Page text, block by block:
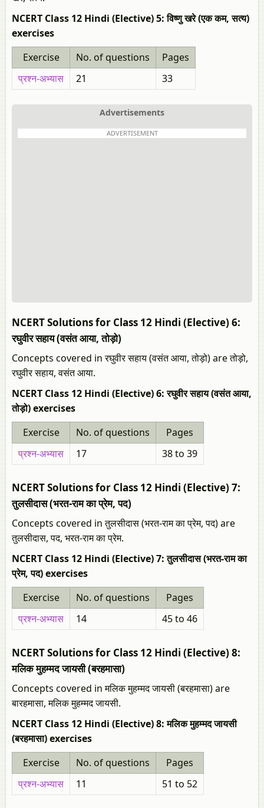
NCERT Class 12 Hindi (Elective) 5: विष्णु खरे (एक कम, सत्य)
exercises
Exercise
No. of questions
Pages
प्रश्न-अभ्यास
21 33
Advertisements
ADVERTISEMENT
NCERT Solutions for Class 12 Hindi (Elective) 6:
रघुवीर सहाय (वसंत आया, तोड़ो)
Concepts covered in रघुवीर सहाय (वसंत आया, तोड़ो) are तोड़ो,
रघुवीर सहाय, वसंत आया.
NCERT Class 12 Hindi (Elective) 6: रघुवीर सहाय (वसंत आया,
तोड़ो) exercises
Exercise
No. of questions
Pages
प्रश्न-अभ्यास
17 38 to 39
NCERT Solutions for Class 12 Hindi (Elective) 7:
तुलसीदास (भरत-राम का प्रेम, पद)
Concepts covered in तुलसीदास (भरत-राम का प्रेम, पद) are
तुलसीदास, पद, भरत-राम का प्रेम.
NCERT Class 12 Hindi (Elective) 7: तुलसीदास (भरत-राम का
प्रेम, पद) exercises
Exercise
No. of questions
Pages
प्रश्न-अभ्यास
14 45 to 46
NCERT Solutions for Class 12 Hindi (Elective) 8:
मलिक मुहम्मद जायसी (बरहमासा)
Concepts covered in मलिक मुहम्मद जायसी (बरहमासा) are
बारहमासा, मलिक मुहम्मद जायसी.
NCERT Class 12 Hindi (Elective) 8: मलिक मुहम्मद जायसी
(बरहमासा) exercises
Exercise
No. of questions
Pages
प्रश्न-अभ्यास
11 51 to 52